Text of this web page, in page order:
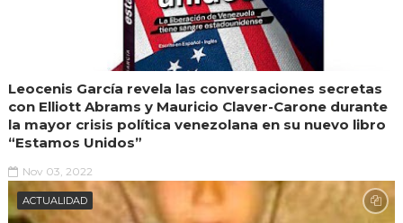
Leocenis García revela las conversaciones secretas
con Elliott Abrams y Mauricio Claver-Carone durante
la mayor crisis política venezolana en su nuevo libro
“Estamos Unidos”
Nov 03, 2022
ACTUALIDAD